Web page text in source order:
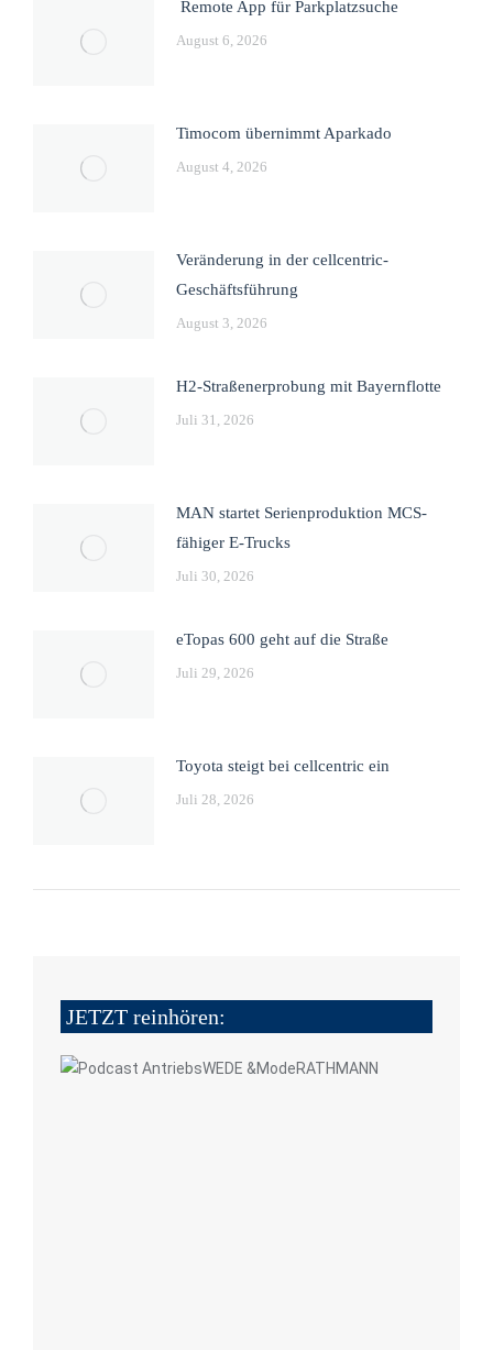
Remote App für Parkplatzsuche
August 6, 2026
Timocom übernimmt Aparkado
August 4, 2026
Veränderung in der cellcentric-
Geschäftsführung
August 3, 2026
H2-Straßenerprobung mit Bayernflotte
Juli 31, 2026
MAN startet Serienproduktion MCS-
fähiger E-Trucks
Juli 30, 2026
eTopas 600 geht auf die Straße
Juli 29, 2026
Toyota steigt bei cellcentric ein
Juli 28, 2026
JETZT reinhören: